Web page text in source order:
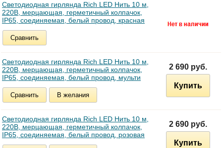
Светодиодная гирлянда Rich LED Нить 10 м,
220В, мерцающая, герметичный колпачок,
IP65, соединяемая, белый провод, красная
Сравнить
Светодиодная гирлянда Rich LED Нить 10 м,
220В, мерцающая, герметичный колпачок,
IP65, соединяемая, белый провод, мульти
Сравнить В желания
2 690 руб.
Купить
Светодиодная гирлянда Rich LED Нить 10 м,
220В, мерцающая, герметичный колпачок,
IP65, соединяемая, белый провод, розовая
2 690 руб.
Купить